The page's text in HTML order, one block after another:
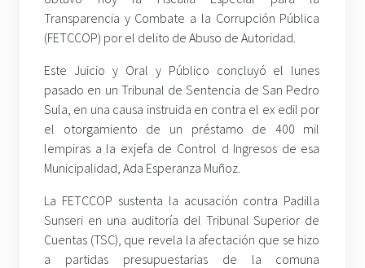
Transparencia y Combate a la Corrupción Pública
(FETCCOP) por el delito de Abuso de Autoridad.
Este Juicio y Oral y Público concluyó el lunes
pasado en un Tribunal de Sentencia de San Pedro
Sula, en una causa instruida en contra el ex edil por
el otorgamiento de un préstamo de 400 mil
lempiras a la exjefa de Control d Ingresos de esa
Municipalidad, Ada Esperanza Muñoz.
La FETCCOP sustenta la acusación contra Padilla
Sunseri en una auditoría del Tribunal Superior de
Cuentas (TSC), que revela la afectación que se hizo
a partidas presupuestarias de la comuna